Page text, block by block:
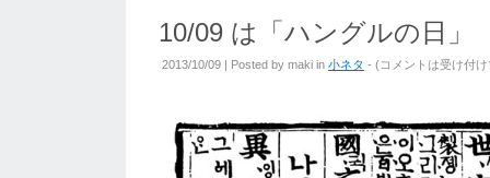
10/09 は「ハングルの日」
2013/10/09 | Posted by maki in 小ネタ - (コメントは受け付